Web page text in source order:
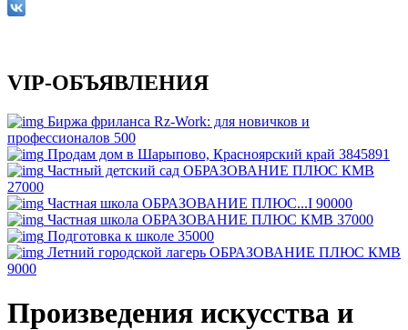
VIP-ОБЪЯВЛЕНИЯ
Биржа фриланса Rz-Work: для новичков и
профессионалов 500
Продам дом в Шарыпово, Красноярский край 3845891
Частный детский сад ОБРАЗОВАНИЕ ПЛЮС КМВ
27000
Частная школа ОБРАЗОВАНИЕ ПЛЮС...I 90000
Частная школа ОБРАЗОВАНИЕ ПЛЮС КМВ 37000
Подготовка к школе 35000
Летний городской лагерь ОБРАЗОВАНИЕ ПЛЮС КМВ
9000
Произведения искусства и